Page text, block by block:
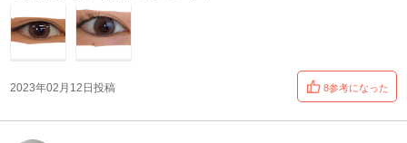
2023年02月12日投稿 8参考になった